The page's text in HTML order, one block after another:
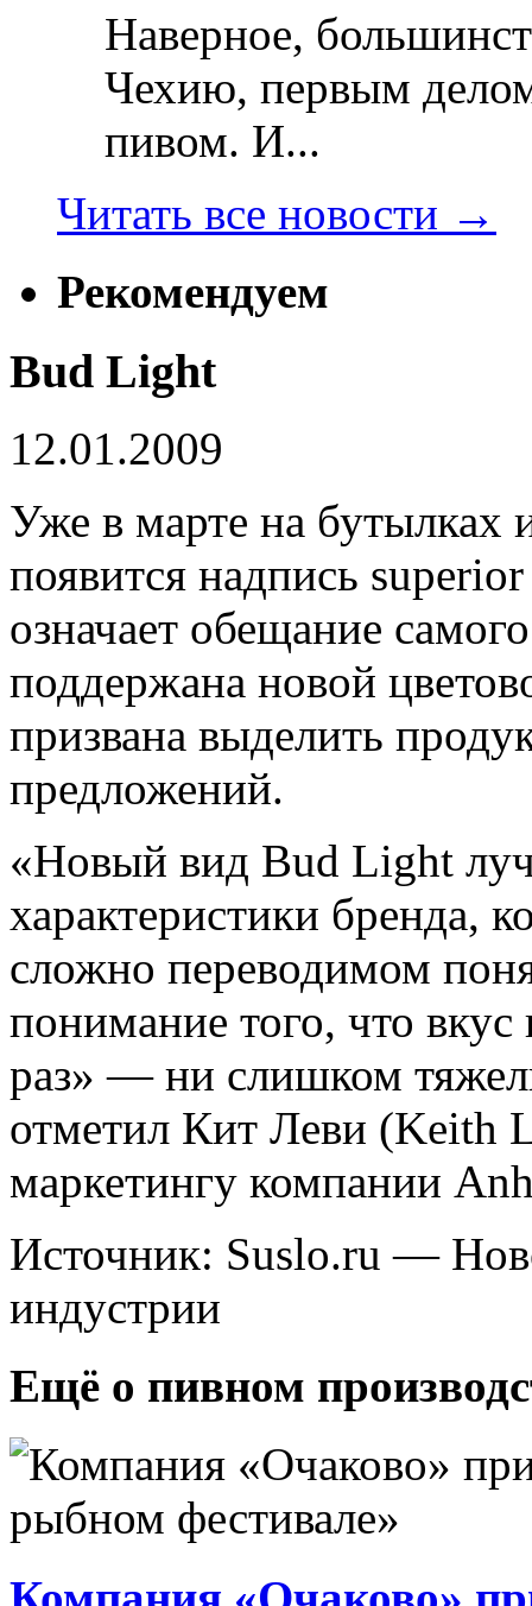
Наверное,
Чехию, первым
пивом. И...
Читать все новости →
Рекомендуем
Bud Light
12.01.2009
Уже в марте на бутылках
появится надпись
означает обещание
поддержана новой
призвана выделить
предложений.
«Новый вид Bud Light
характеристики бренда,
сложно переводимом
понимание того, что
раз» — ни слишком
отметил Кит Леви (Keith
маркетингу компании
Источник: Suslo.ru —
индустрии
Ещё о пивном